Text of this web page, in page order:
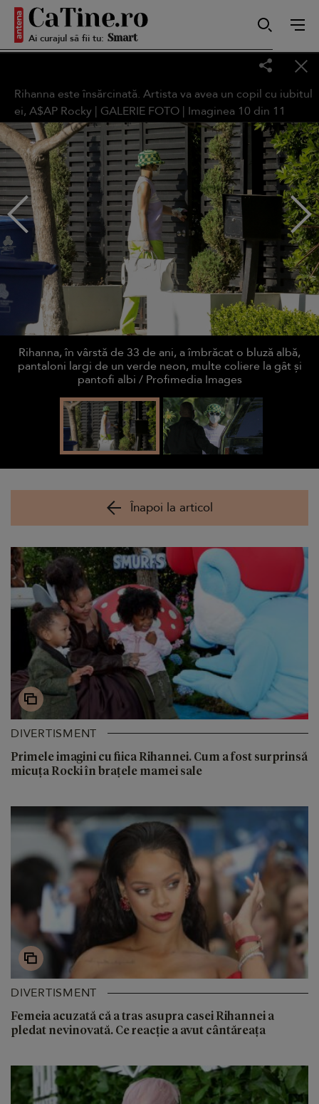
Ai curajul să fii tu:
Sensibilă
Puternică
Rihanna este însărcinată. Artista va avea un copil cu iubitul
ei, A$AP Rocky | GALERIE FOTO | Imaginea 10 din 11
Rihanna, în vârstă de 33 de ani, a îmbrăcat o bluză albă,
pantaloni largi de un verde neon, multe coliere la gât și
pantofi albi / Profimedia Images
Înapoi la articol
DIVERTISMENT
Primele imagini cu fiica Rihannei. Cum a fost surprinsă
micuța Rocki în brațele mamei sale
DIVERTISMENT
Femeia acuzată că a tras asupra casei Rihannei a
pledat nevinovată. Ce reacție a avut cântăreața